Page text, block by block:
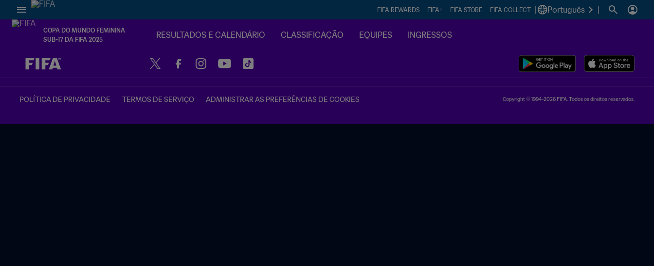
FIFA REWARDS FIFA+ FIFA STORE FIFA COLLECT Português
COPA DO MUNDO FEMININA
SUB-17 DA FIFA 2025
RESULTADOS E CALENDÁRIO CLASSIFICAÇÃO EQUIPES INGRESSOS
TBD x TBD
POLÍTICA DE PRIVACIDADE TERMOS DE SERVIÇO ADMINISTRAR AS PREFERÊNCIAS DE COOKIES Copyright © 1994-2026 FIFA. Todos os direitos reservados.